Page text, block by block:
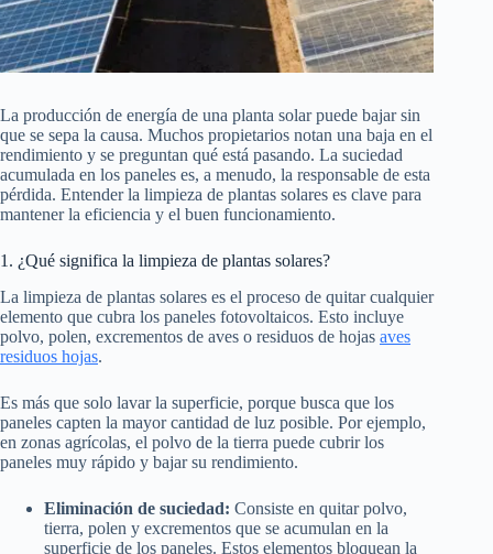
La producción de energía de una planta solar puede bajar sin
que se sepa la causa. Muchos propietarios notan una baja en el
rendimiento y se preguntan qué está pasando. La suciedad
acumulada en los paneles es, a menudo, la responsable de esta
pérdida. Entender la limpieza de plantas solares es clave para
mantener la eficiencia y el buen funcionamiento.
1. ¿Qué significa la limpieza de plantas solares?
La limpieza de plantas solares es el proceso de quitar cualquier
elemento que cubra los paneles fotovoltaicos. Esto incluye
polvo, polen, excrementos de aves o residuos de hojas aves
residuos hojas.
Es más que solo lavar la superficie, porque busca que los
paneles capten la mayor cantidad de luz posible. Por ejemplo,
en zonas agrícolas, el polvo de la tierra puede cubrir los
paneles muy rápido y bajar su rendimiento.
Eliminación de suciedad: Consiste en quitar polvo,
tierra, polen y excrementos que se acumulan en la
superficie de los paneles. Estos elementos bloquean la